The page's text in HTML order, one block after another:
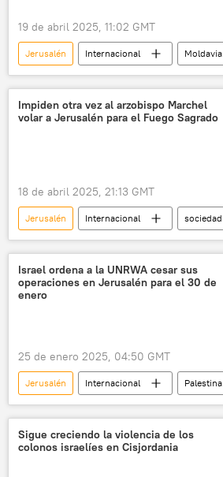
19 de abril 2025, 11:02 GMT
Jerusalén Internacional
Moldavia
religión
Chisináu
Rusia
🌍 Europa
Impiden otra vez al arzobispo Marchel
volar a Jerusalén para el Fuego Sagrado
18 de abril 2025, 21:13 GMT
Jerusalén Internacional
sociedad
religión
Moldavia
Iglesia ortodoxa rusa
Israel ordena a la UNRWA cesar sus
operaciones en Jerusalén para el 30 de
enero
25 de enero 2025, 04:50 GMT
Jerusalén Internacional
Palestina
Franja de Gaza
Israel
ONU
política
🌍 Oriente Medio
Sigue creciendo la violencia de los
colonos israelíes en Cisjordania